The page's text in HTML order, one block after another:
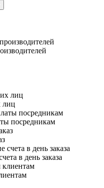
лиц
посредникам
в день заказа